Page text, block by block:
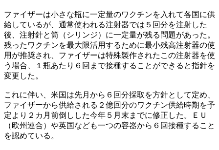
ファイザーは小さな瓶に一定量のワクチンを入れて各国に供
給しているが、通常使われる注射器では５回分を注射した
後、注射針と筒（シリンジ）に一定量が残る問題があった。
残ったワクチンを最大限活用するために最小残高注射器の使
用が推奨され、ファイザーは特殊製作されたこの注射器を使
う場合、１瓶あたり６回まで接種することができると指針を
変更した。
これに伴い、米国は先月から６回分採取を方針として定め、
ファイザーから供給される２億回分のワクチン供給時期を予
定より２カ月前倒しした今年５月末までに修正した。ＥＵ
（欧州連合）や英国なども一つの容器から６回接種すること
を認めている。